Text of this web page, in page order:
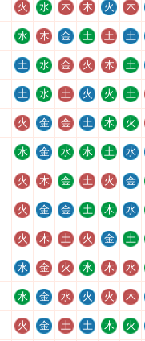
火 水 木 木 火 木
水 木 金 土 土 土
土 水 金 火 木 土
土 水 土 火 火 土
火 金 金 土 木 火
水 金 水 水 土 水
火 木 金 土 火 金
火 金 金 土 木 水
火 木 土 火 金 土
水 金 火 水 木 水
水 金 水 火 火 木
火 金 土 土 木 火